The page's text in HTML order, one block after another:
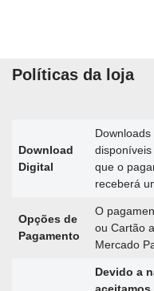
Políticas da loja
Download
Digital
que o
receberá
Opções de
Pagamento
O
ou Cartão
Mercado
Devido a